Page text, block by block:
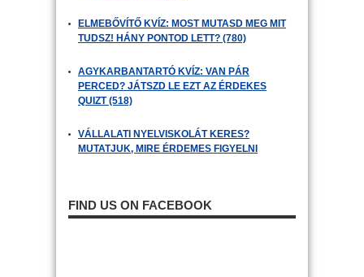
ELMEBŐVÍTŐ KVÍZ: MOST MUTASD MEG MIT
TUDSZ! HÁNY PONTOD LETT? (780)
AGYKARBANTARTÓ KVÍZ: VAN PÁR
PERCED? JÁTSZD LE EZT AZ ÉRDEKES
QUIZT (518)
VÁLLALATI NYELVISKOLÁT KERES?
MUTATJUK, MIRE ÉRDEMES FIGYELNI
FIND US ON FACEBOOK